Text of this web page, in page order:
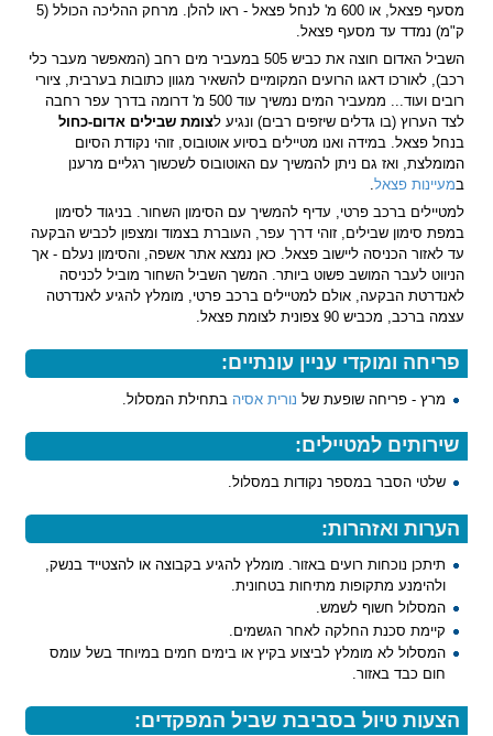
מסעף פצאל, או 600 מ' לנחל פצאל - ראו להלן. מרחק ההליכה הכולל (5
ק"מ) נמדד עד מסעף פצאל.
השביל האדום חוצה את כביש 505 במעביר מים רחב (המאפשר מעבר כלי
רכב), לאורכו דאגו הרועים המקומיים להשאיר מגוון כתובות בערבית, ציורי
רובים ועוד... ממעביר המים נמשיך עוד 500 מ' דרומה בדרך עפר רחבה
לצד הערוץ (בו גדלים שיזפים רבים) ונגיע לצומת שבילים אדום-כחול
בנחל פצאל. במידה ואנו מטיילים בסיוע אוטובוס, זוהי נקודת הסיום
המומלצת, ואז גם ניתן להמשיך עם האוטובוס לשכשוך רגליים מרענן
במעיינות פצאל
למטיילים ברכב פרטי, עדיף להמשיך עם הסימון השחור. בניגוד לסימון
במפת סימון שבילים, זוהי דרך עפר, העוברת בצמוד ומצפון לכביש הבקעה
עד לאזור הכניסה ליישוב פצאל. כאן נמצא אתר אשפה, והסימון נעלם - אך
הניווט לעבר המושב פשוט ביותר. המשך השביל השחור מוביל לכניסה
לאנדרטת הבקעה, אולם למטיילים ברכב פרטי, מומלץ להגיע לאנדרטה
עצמה ברכב, מכביש 90 צפונית לצומת פצאל.
פריחה ומוקדי עניין עונתיים:
מרץ - פריחה שופעת של נורית אסיה בתחילת המסלול.
שירותים למטיילים:
שלטי הסבר במספר נקודות במסלול.
הערות ואזהרות:
תיתכן נוכחות רועים באזור. מומלץ להגיע בקבוצה או להצטייד בנשק,
ולהימנע מתקופות מתיחות בטחונית.
המסלול חשוף לשמש.
קיימת סכנת החלקה לאחר הגשמים.
המסלול לא מומלץ לביצוע בקיץ או בימים חמים במיוחד בשל עומס
חום כבד באזור.
הצעות טיול בסביבת שביל המפקדים: